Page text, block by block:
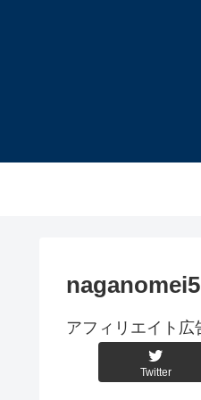
naganomei5
アフィリエイト広
Twitter